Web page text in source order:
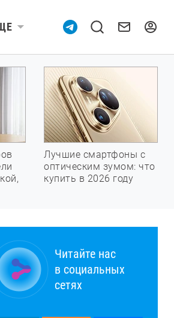
Лучшие смартфоны с
оптическим зумом: что
купить в 2026 году
Читайте нас
в социальных
сетях